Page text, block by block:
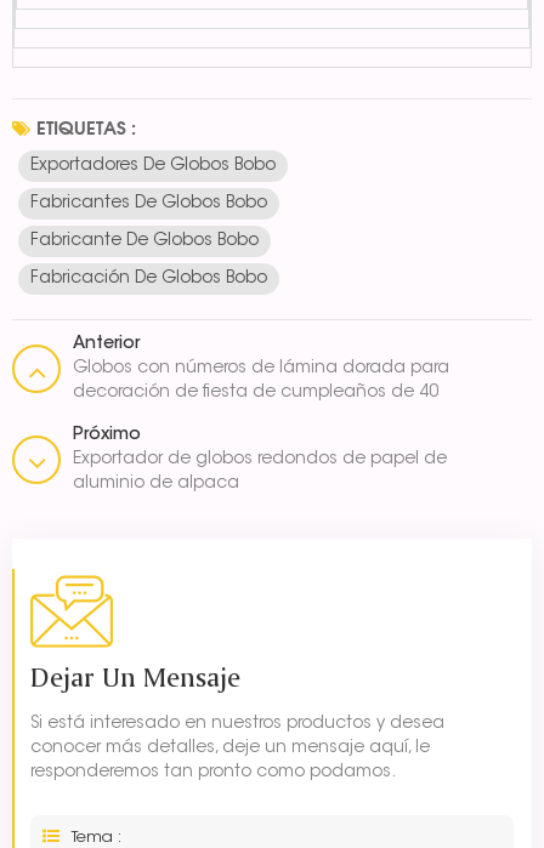
ETIQUETAS :
Exportadores De Globos Bobo
Fabricantes De Globos Bobo
Fabricante De Globos Bobo
Fabricación De Globos Bobo
Anterior
Globos con números de lámina dorada para
decoración de fiesta de cumpleaños de 40
Próximo
Exportador de globos redondos de papel de
aluminio de alpaca
Dejar Un Mensaje
Si está interesado en nuestros productos y desea
conocer más detalles, deje un mensaje aquí, le
responderemos tan pronto como podamos.
Tema :